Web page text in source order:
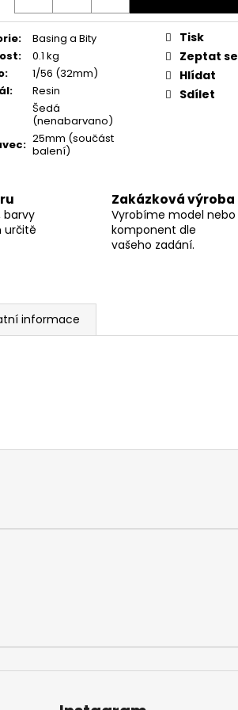
:
Basing a Bity
:
0.1 kg
:
1/56 (32mm)
:
Resin
Šedá
(nenabarvano)
: 25mm (součást
balení)
Tisk
Zeptat se
Hlídat
Sdílet
barvy
určitě
Zakázková výroba
Vyrobíme model nebo
komponent dle
vašeho zadání.
informace